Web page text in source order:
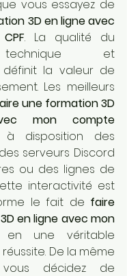
3D en ligne avec
. La qualité du
et
la valeur de
Les meilleurs
une formation 3D
mon compte
disposition des
serveurs Discord
ou des lignes de
interactivité est
le fait de faire
en ligne avec mon
en une véritable
De la même